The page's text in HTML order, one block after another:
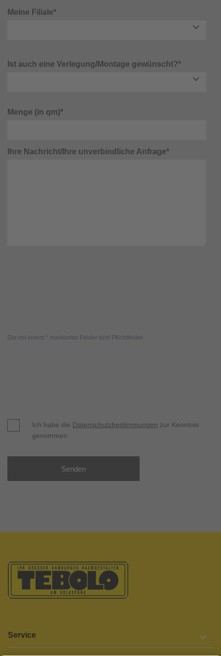
Meine Filiale*
Ist auch eine Verlegung/Montage gewünscht?*
Menge (in qm)*
Ihre Nachricht/Ihre unverbindliche Anfrage*
Die mit einem * markierten Felder sind Pflichtfelder.
Ich habe die Datenschutzbestimmungen zur Kenntnis
genommen.
Senden
Service